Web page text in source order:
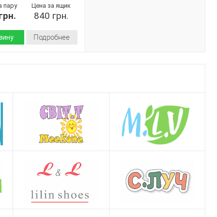
пару Цена за ящик
840 грн.
Подробнее
Progress
202 синій
8
Синий
Мужчины